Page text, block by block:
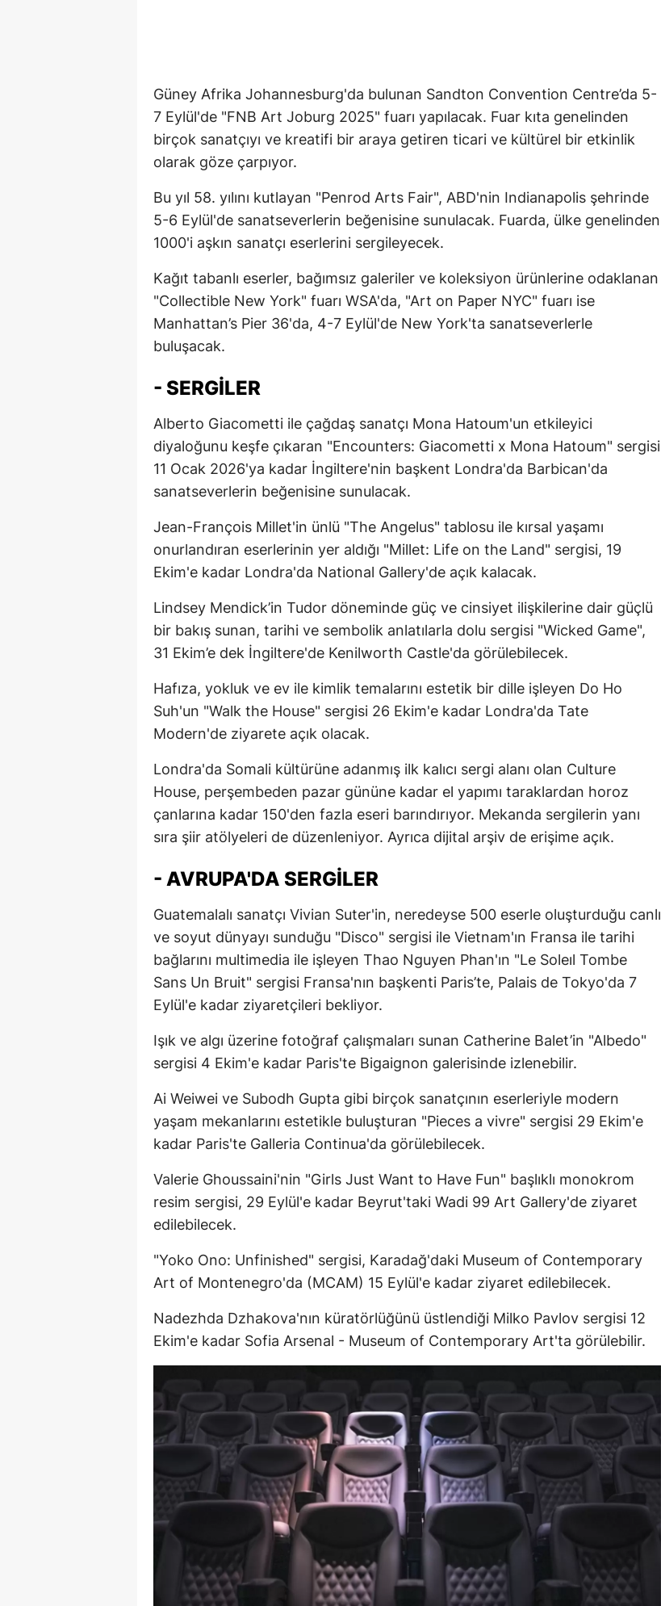
Güney Afrika Johannesburg'da bulunan Sandton Convention Centre’da 5-
7 Eylül'de "FNB Art Joburg 2025" fuarı yapılacak. Fuar kıta genelinden
birçok sanatçıyı ve kreatifi bir araya getiren ticari ve kültürel bir etkinlik
olarak göze çarpıyor.
Bu yıl 58. yılını kutlayan "Penrod Arts Fair", ABD'nin Indianapolis şehrinde
5-6 Eylül'de sanatseverlerin beğenisine sunulacak. Fuarda, ülke genelinden
1000'i aşkın sanatçı eserlerini sergileyecek.
Kağıt tabanlı eserler, bağımsız galeriler ve koleksiyon ürünlerine odaklanan
"Collectible New York" fuarı WSA'da, "Art on Paper NYC" fuarı ise
Manhattan’s Pier 36'da, 4-7 Eylül'de New York'ta sanatseverlerle
buluşacak.
- SERGILER
Alberto Giacometti ile çağdaş sanatçı Mona Hatoum'un etkileyici
diyaloğunu keşfe çıkaran "Encounters: Giacometti x Mona Hatoum" sergisi
11 Ocak 2026'ya kadar İngiltere'nin başkent Londra'da Barbican'da
sanatseverlerin beğenisine sunulacak.
Jean-François Millet'in ünlü "The Angelus" tablosu ile kırsal yaşamı
onurlandıran eserlerinin yer aldığı "Millet: Life on the Land" sergisi, 19
Ekim'e kadar Londra'da National Gallery'de açık kalacak.
Lindsey Mendick’in Tudor döneminde güç ve cinsiyet ilişkilerine dair güçlü
bir bakış sunan, tarihi ve sembolik anlatılarla dolu sergisi "Wicked Game",
31 Ekim’e dek İngiltere'de Kenilworth Castle'da görülebilecek.
Hafıza, yokluk ve ev ile kimlik temalarını estetik bir dille işleyen Do Ho
Suh'un "Walk the House" sergisi 26 Ekim'e kadar Londra'da Tate
Modern'de ziyarete açık olacak.
Londra'da Somali kültürüne adanmış ilk kalıcı sergi alanı olan Culture
House, perşembeden pazar gününe kadar el yapımı taraklardan horoz
çanlarına kadar 150'den fazla eseri barındırıyor. Mekanda sergilerin yanı
sıra şiir atölyeleri de düzenleniyor. Ayrıca dijital arşiv de erişime açık.
- AVRUPA'DA SERGILER
Guatemalalı sanatçı Vivian Suter'in, neredeyse 500 eserle oluşturduğu canlı
ve soyut dünyayı sunduğu "Disco" sergisi ile Vietnam'ın Fransa ile tarihi
bağlarını multimedia ile işleyen Thao Nguyen Phan'ın "Le Soleıl Tombe
Sans Un Bruit" sergisi Fransa'nın başkenti Paris’te, Palais de Tokyo'da 7
Eylül'e kadar ziyaretçileri bekliyor.
Işık ve algı üzerine fotoğraf çalışmaları sunan Catherine Balet’in "Albedo"
sergisi 4 Ekim'e kadar Paris'te Bigaignon galerisinde izlenebilir.
Ai Weiwei ve Subodh Gupta gibi birçok sanatçının eserleriyle modern
yaşam mekanlarını estetikle buluşturan "Pieces a vivre" sergisi 29 Ekim'e
kadar Paris'te Galleria Continua'da görülebilecek.
Valerie Ghoussaini'nin "Girls Just Want to Have Fun" başlıklı monokrom
resim sergisi, 29 Eylül'e kadar Beyrut'taki Wadi 99 Art Gallery'de ziyaret
edilebilecek.
"Yoko Ono: Unfinished" sergisi, Karadağ'daki Museum of Contemporary
Art of Montenegro'da (MCAM) 15 Eylül'e kadar ziyaret edilebilecek.
Nadezhda Dzhakova'nın küratörlüğünü üstlendiği Milko Pavlov sergisi 12
Ekim'e kadar Sofia Arsenal - Museum of Contemporary Art'ta görülebilir.